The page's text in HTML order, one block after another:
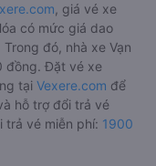
, giá vé xe
có mức giá dao
đó, nhà xe Vạn
đồng. Đặt vé xe
tại Vexere.com để
hỗ trợ đổi trả vé
trả vé miễn phí: 1900